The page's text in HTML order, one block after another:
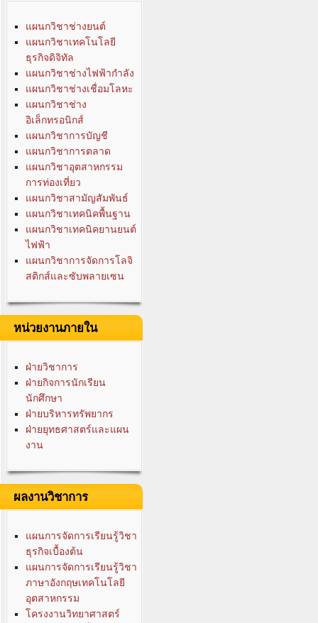
แผนกวิชาช่างยนต์
แผนกวิชาเทคโนโลยี
ธุรกิจดิจิทัล
แผนกวิชาช่างไฟฟ้ากำลัง
แผนกวิชาช่างเชื่อมโลหะ
แผนกวิชาช่าง
อิเล็กทรอนิกส์
แผนกวิชาการบัญชี
แผนกวิชาการตลาด
แผนกวิชาอุตสาหกรรม
การท่องเที่ยว
แผนกวิชาสามัญสัมพันธ์
แผนกวิชาเทคนิคพื้นฐาน
แผนกวิชาเทคนิคยานยนต์
ไฟฟ้า
แผนกวิชาการจัดการโลจิ
สติกส์และซับพลายเซน
หน่วยงานภายใน
ฝ่ายวิชาการ
ฝ่ายกิจการนักเรียน
นักศึกษา
ฝ่ายบริหารทรัพยากร
ฝ่ายยุทธศาสตร์และแผน
งาน
ผลงานวิชาการ
แผนการจัดการเรียนรู้วิชา
ธุรกิจเบื้องต้น
แผนการจัดการเรียนรู้วิชา
ภาษาอังกฤษเทคโนโลยี
อุตสาหกรรม
โครงงานวิทยาศาสตร์